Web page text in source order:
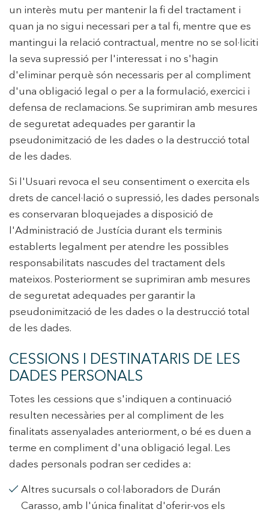
un interès mutu per mantenir la fi del tractament i
quan ja no sigui necessari per a tal fi, mentre que es
mantingui la relació contractual, mentre no se sol·liciti
la seva supressió per l'interessat i no s'hagin
d'eliminar perquè són necessaris per al compliment
d'una obligació legal o per a la formulació, exercici i
defensa de reclamacions. Se suprimiran amb mesures
de seguretat adequades per garantir la
pseudonimització de les dades o la destrucció total
de les dades.
Si l'Usuari revoca el seu consentiment o exercita els
drets de cancel·lació o supressió, les dades personals
es conservaran bloquejades a disposició de
l'Administració de Justícia durant els terminis
establerts legalment per atendre les possibles
responsabilitats nascudes del tractament dels
mateixos. Posteriorment se suprimiran amb mesures
de seguretat adequades per garantir la
pseudonimització de les dades o la destrucció total
de les dades.
CESSIONS I DESTINATARIS DE LES
DADES PERSONALS
Totes les cessions que s'indiquen a continuació
resulten necessàries per al compliment de les
finalitats assenyalades anteriorment, o bé es duen a
terme en compliment d'una obligació legal. Les
dades personals podran ser cedides a:
Altres sucursals o col·laboradors de Durán
Carasso, amb l'única finalitat d'oferir-vos els